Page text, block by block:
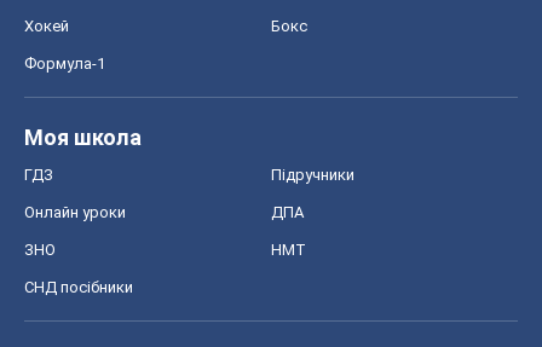
Хокей Бокс
Формула-1
Моя школа
ГДЗ Підручники
Онлайн уроки ДПА
ЗНО НМТ
СНД посібники